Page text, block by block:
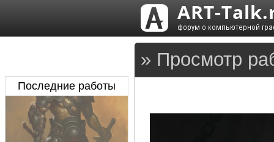
» Просмотр
Последние работы